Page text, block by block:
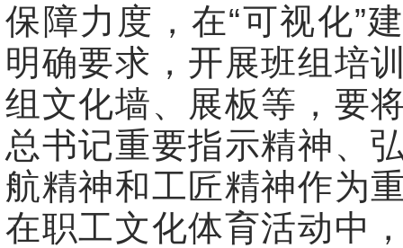
保障力度，在“可视化”
明确要求，开展班组培
组文化墙、展板等，要
总书记重要指示精神、
航精神和工匠精神作为
在职工文化体育活动中